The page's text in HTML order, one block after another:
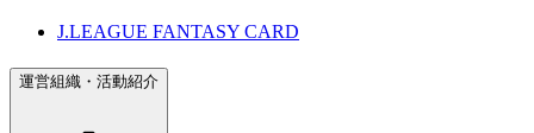
J.LEAGUE FANTASY CARD
運営組織・活動紹介